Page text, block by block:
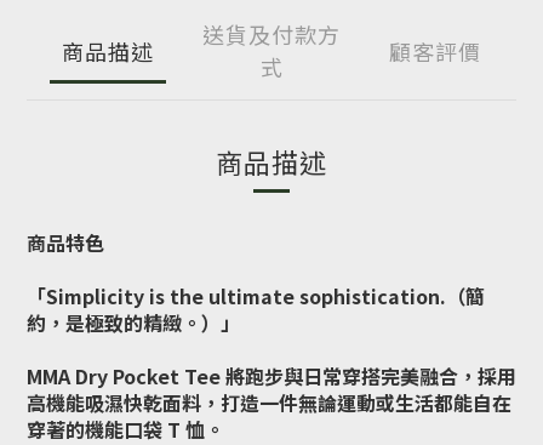
商品描述
送貨及付款方
式
顧客評價
商品描述
商品特色
「Simplicity is the ultimate sophistication.（簡
約，是極致的精緻。）」
MMA Dry Pocket Tee 將跑步與日常穿搭完美融合，採用
高機能吸濕快乾面料，打造一件無論運動或生活都能自在
穿著的機能口袋 T 恤。